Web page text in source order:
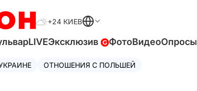
+24 КИЕВ
LIVEЭксклюзив ФотоВидеоОпросы
ОТНОШЕНИЯ С ПОЛЬШЕЙ